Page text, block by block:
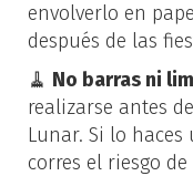
envolverlo en
después de las
🧹 No barras ni
realizarse antes
Lunar. Si lo haces
corres el riesgo